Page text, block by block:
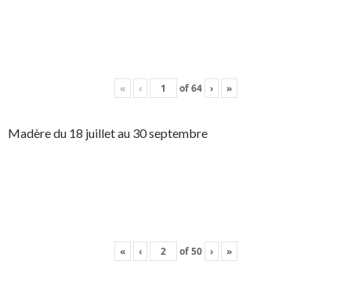
« ‹ of64 › »
Madère du 18 juillet au 30 septembre
« ‹ of50 › »